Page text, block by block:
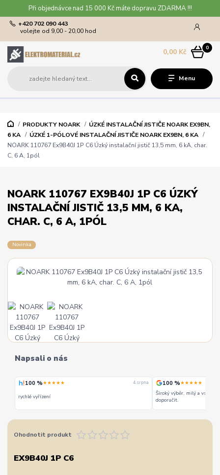
Při objednávce nad 15 000 Kč máte dopravu ZDARMA !!!
Menu
+420 702 090 443
volejte od 9,00 - 20,00 hod
0
0,00 Kč
PRODUKTY NOARK
ÚZKÉ INSTALAČNÍ JISTIČE NOARK EX9BN,
6 KA
ÚZKÉ 1-PÓLOVÉ INSTALAČNÍ JISTIČE NOARK EX9BN, 6 KA
NOARK 110767 Ex9B40J 1P C6 Úzký instalační jistič 13,5 mm, 6 kA, char.
C, 6 A, 1pól
NOARK 110767 EX9B40J 1P C6 ÚZKÝ
INSTALAČNÍ JISTIČ 13,5 MM, 6 KA,
CHAR. C, 6 A, 1PÓL
Novinka
Napsali o nás
100 %★★★★★ 4. srpna
rychlé vyřízení
100 %★★★★★
Široký výběr, milý a
doporučit.
Ohodnotit produkt
EX9B40J 1P C6